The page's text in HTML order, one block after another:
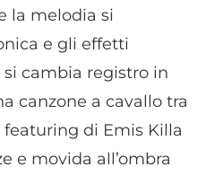
la melodia si
e gli effetti
cambia registro in
canzone a cavallo tra
di Emis Killa
e movida all’ombra